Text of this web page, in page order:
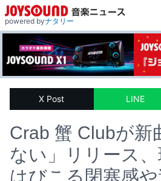
powered byナタリー
X Post LINE
Crab 蟹 Clubが新
ない」リリース
はびこる閉塞感